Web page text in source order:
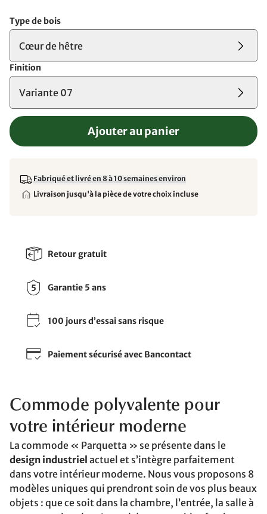
Type de bois
Cœur de hêtre
Finition
Variante 07
Ajouter au panier
Fabriqué et livré en 8 à 10 semaines environ
Livraison jusqu'à la pièce de votre choix incluse
Retour gratuit
Garantie 5 ans
100 jours d’essai sans risque
Paiement sécurisé avec Bancontact
Commode polyvalente pour
votre intérieur moderne
La commode « Parquetta » se présente dans le
design industriel actuel et s’intègre parfaitement
dans votre intérieur moderne. Nous vous proposons 8
modèles uniques qui prendront soin de vos plus beaux
objets : que ce soit dans la chambre, l’entrée, la salle à